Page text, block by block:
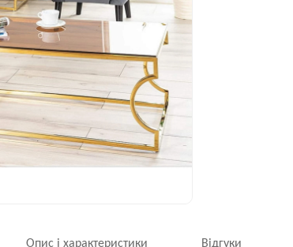
Опис і характеристики Відгуки